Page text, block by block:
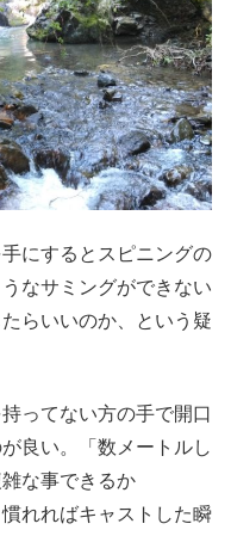
にするとスピニングの
なサミングができない
らいいのか、という疑
ってない方の手で開口
良い。「数メートルし
な事できるか
れればキャストした瞬